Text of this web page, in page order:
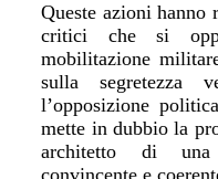
Queste azioni
critici che si
mobilitazione
sulla segretezza
l’opposizione
mette in dubbio la
architetto di una
convincente e